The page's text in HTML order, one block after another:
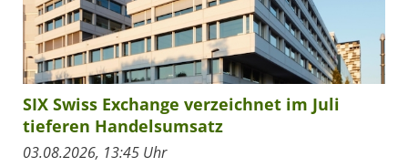
SIX Swiss Exchange verzeichnet im Juli
tieferen Handelsumsatz
03.08.2026, 13:45 Uhr